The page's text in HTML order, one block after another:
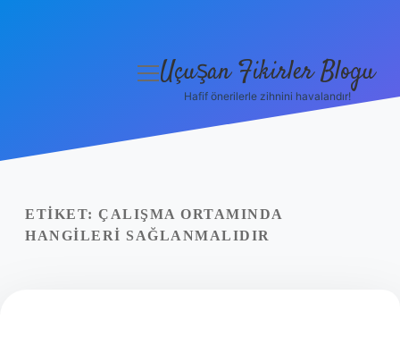
Yasal Uyarı
menüyü
Uçuşan Fikirler Blogu
Hafif önerilerle zihnini havalandır!
ETIKET: ÇALIŞMA ORTAMINDA
HANGILERI SAĞLANMALIDIR